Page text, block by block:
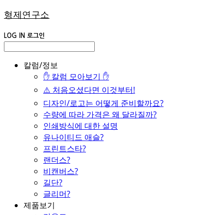
형제연구소
LOG IN 로그인
칼럼/정보
✋ 칼럼 모아보기 ✋
⚠️ 처음오셨다면 이것부터!
디자인/로고는 어떻게 준비할까요?
수량에 따라 가격은 왜 달라질까?
인쇄방식에 대한 설명
유나이티드 애슬?
프린트스타?
랜더스?
비캔버스?
길단?
글리머?
제품보기